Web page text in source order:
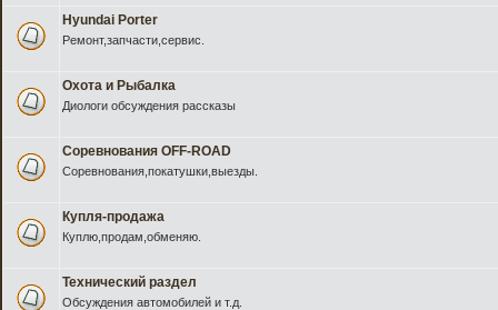
Hyundai Porter
Ремонт,запчасти,сервис.
Охота и Рыбалка
Диологи обсуждения рассказы
Соревнования OFF-ROAD
Соревнования,покатушки,выезды.
Купля-продажа
Куплю,продам,обменяю.
Технический раздел
Обсуждения автомобилей и т.д.